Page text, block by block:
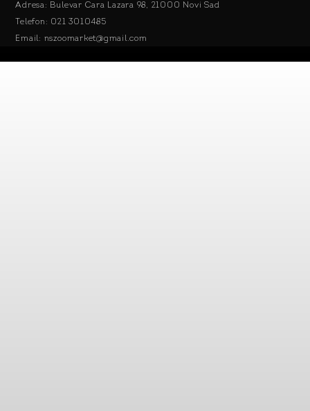
Adresa: Bulevar Cara Lazara 98, 21000 Novi Sad
Telefon: 021 3010485
Email: nszoomarket@gmail.com